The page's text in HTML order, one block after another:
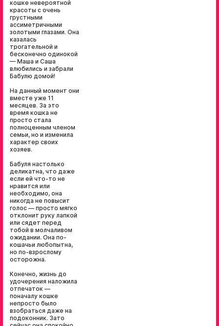
кошке невероятной
красоты с очень
грустными
ассиметричными
золотыми глазами. Она
казалась
трогательной и
бесконечно одинокой
— Маша и Саша
влюбились и забрали
Бабулю домой!
На данный момент они
вместе уже 11
месяцев. За это
время кошка не
просто стала
полноценным членом
семьи, но и изменила
характер своих
хозяев.
Бабуля настолько
деликатна, что даже
если ей что-то не
нравится или
необходимо, она
никогда не повысит
голос — просто мягко
отклонит руку лапкой
или сядет перед
тобой в молчаливом
ожидании. Она по-
кошачьи любопытна,
но по-взрослому
осторожна.
Конечно, жизнь до
удочерения наложила
отпечаток —
поначалу кошке
непросто было
взобраться даже на
подоконник. Зато